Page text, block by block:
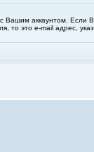
Вашим аккаунтом. Если
то это e-mail адрес,